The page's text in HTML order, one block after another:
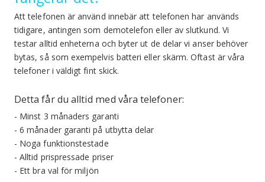
Att telefonen är använd innebär att telefonen har används
tidigare, antingen som demotelefon eller av slutkund. Vi
testar alltid enheterna och byter ut de delar vi anser behöver
bytas, så som exempelvis batteri eller skärm. Oftast är våra
telefoner i väldigt fint skick.
Detta får du alltid med våra telefoner:
- Minst 3 månaders garanti
- 6 månader garanti på utbytta delar
- Noga funktionstestade
- Alltid prispressade priser
- Ett bra val för miljön